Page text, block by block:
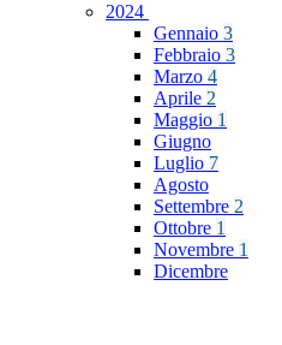
2024
Gennaio 3
Febbraio 3
Marzo 4
Aprile 2
Maggio 1
Giugno
Luglio 7
Agosto
Settembre 2
Ottobre 1
Novembre 1
Dicembre